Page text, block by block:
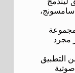
مجموعة
مجرد
التطبيق